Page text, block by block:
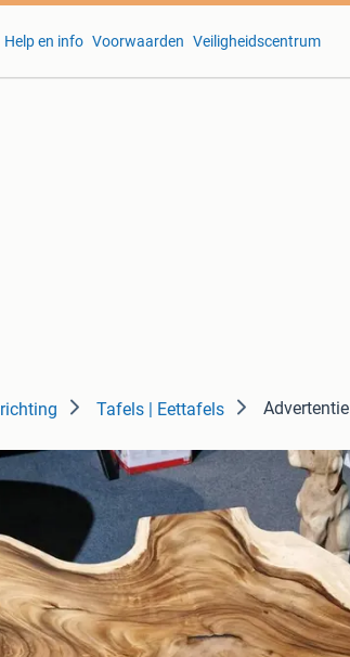
Help en info Voorwaarden Veiligheidscentrum
Tafels | Eettafels